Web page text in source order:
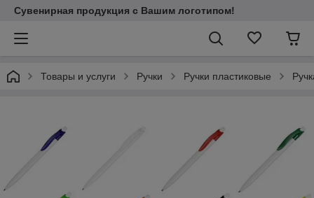
Сувенирная продукция с Вашим логотипом!
Товары и услуги Ручки Ручки пластиковые